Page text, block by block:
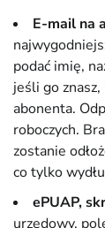
E-mail na
podać imię,
jeśli go
abonenta.
roboczych.
zostanie
co tylko
ePUAP,
urzędowy,